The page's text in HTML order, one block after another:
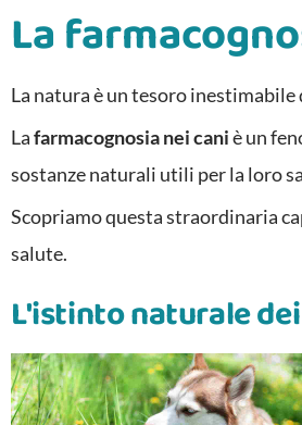
La
La natura è un tesoro inestimabile
Lafarmacognosia nei caniè un
sostanze naturali utili per la loro
Scopriamo questa straordinaria
salute.
L'istinto naturale